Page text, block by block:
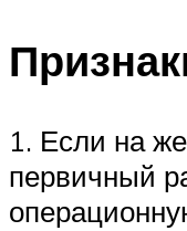
1. Если на
первичный